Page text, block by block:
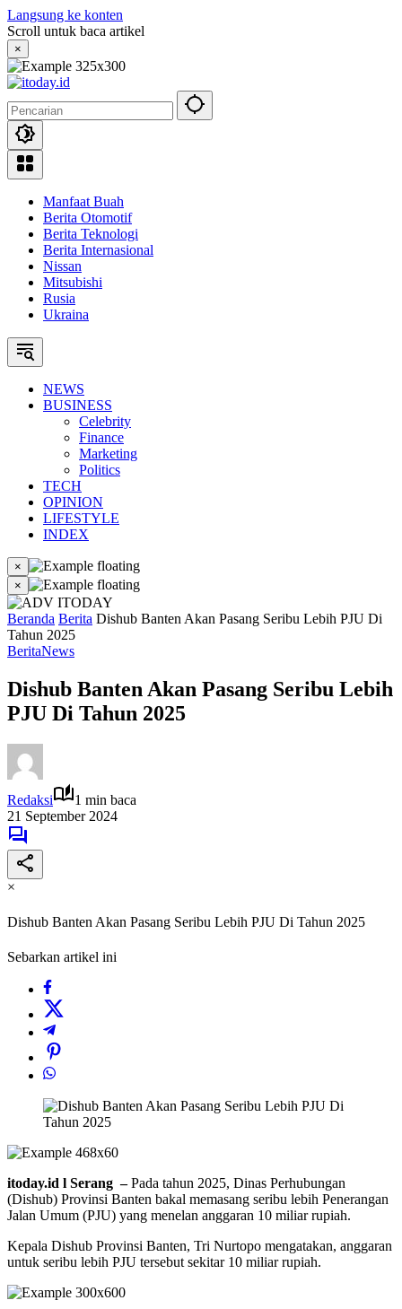
Langsung ke konten
Scroll untuk baca artikel
×
Manfaat Buah
Berita Otomotif
Berita Teknologi
Berita Internasional
Nissan
Mitsubishi
Rusia
Ukraina
NEWS
BUSINESS
Celebrity
Finance
Marketing
Politics
TECH
OPINION
LIFESTYLE
INDEX
×
×
Beranda Berita Dishub Banten Akan Pasang Seribu Lebih PJU Di
Tahun 2025
BeritaNews
Dishub Banten Akan Pasang Seribu Lebih
PJU Di Tahun 2025
Redaksi
1 min baca
21 September 2024
×
Dishub Banten Akan Pasang Seribu Lebih PJU Di Tahun 2025
Sebarkan artikel ini
itoday.id l Serang –Pada tahun 2025, Dinas Perhubungan
(Dishub) Provinsi Banten bakal memasang seribu lebih Penerangan
Jalan Umum (PJU) yang menelan anggaran 10 miliar rupiah.
Kepala Dishub Provinsi Banten, Tri Nurtopo mengatakan, anggaran
untuk seribu lebih PJU tersebut sekitar 10 miliar rupiah.